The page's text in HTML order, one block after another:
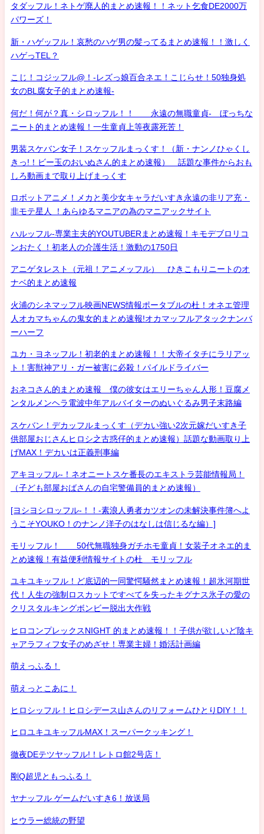
タダッフル！ネトゲ廃人的まとめ速報！！ネット乞食DE2000万
パワーズ！
新・ハゲッフル！哀愁のハゲ男の髪ってるまとめ速報！！激しく
ハゲっTEL？
こじ！コジッフル@！-レズっ娘百合ネエ！こじらせ！50独身処
女のBL腐女子的まとめ速報-
何だ！何が？真・シロッフル！！ 永遠の無職童貞- ぼっちな
ニート的まとめ速報！一生童貞上等夜露死苦！
男装スケバン女子！スケッフルまっくす！（新・ナンノひゃくし
きっ!！ビー玉のおいぬさん的まとめ速報） 話題な事件からおも
しろ動画まで取り上げまっくす
ロボットアニメ！メカと美少女キャラだいすき永遠の非リア充・
非モテ星人 ！あらゆるマニアの為のマニアックサイト
ハルッフル-専業主夫的YOUTUBERまとめ速報！キモデブロリコ
ンおたく！初老人の介護生活！激動の1750日
アニゲタレスト（元祖！アニメッフル） ひきこもりニートのオ
ナベ的まとめ速報
火浦のシネマッフル映画NEWS情報ポータブルの杜！オネエ管理
人オカマちゃんの鬼女的まとめ速報!オカマッフルアタックナンバ
ーハーフ
ユカ・ヨネッフル！初老的まとめ速報！！大帝イタチにラリアッ
ト！害獣神アリ・ガー被害に必殺！パイルドライバー
おネコさん的まとめ速報 僕の彼女はエリーちゃん人形！豆腐メ
ンタルメンヘラ電波中年アルバイターのぬいぐるみ男子末路編
スケバン！デカッフルまっくす（デカい強い2次元嫁だいすき子
供部屋おじさんヒロシ之古惑仔的まとめ速報）話題な動画取り上
げMAX！デカいは正義刑事編
アキヨッフル-！ネオニートスケ番長のエキストラ芸能情報局！
（子ども部屋おばさんの自宅警備員的まとめ速報）
[ヨシヨシロッフル-！！-素浪人勇者カツオンの未解決事件簿へよ
うこそYOUKO！のナンノ洋子のはなしは信じるな編）]
モリッフル！ 50代無職独身ガチホモ童貞！女装子オネエ的ま
とめ速報！有益便利情報サイトの杜 モリッフル
ユキユキッフル！ど底辺的一同驚愕騒然まとめ速報！超氷河期世
代！人生の強制ロスカットですべてを失ったキグナス氷子の愛の
クリスタルキングボンビー脱出大作戦
ヒロコンプレックスNIGHT 的まとめ速報！！子供が欲しいど陰キ
ャアラフィフ女子のめざせ！専業主婦！婚活計画編
萌えっふる！
萌えっとこあに！
ヒロシッフル！ヒロシデース山さんのリフォームひとりDIY！！
ヒロユキユキッフルMAX！スーパークッキング！
徹夜DEテツヤッフル!！レトロ館2号店！
剛Q超児ともっふる！
ヤナッフル ゲームだいすき6！放送局
ヒウラー総統の野望